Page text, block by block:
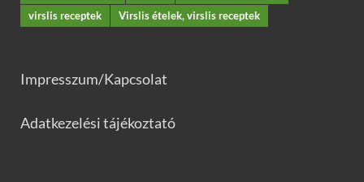
virslis receptek
Virslis ételek, virslis receptek
Impresszum/Kapcsolat
Adatkezelési tájékoztató